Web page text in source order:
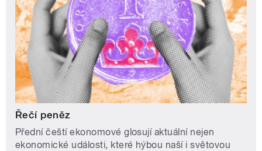
Řečí peněz
Přední čeští ekonomové glosují aktuální nejen
ekonomické události, které hýbou naší i světovou